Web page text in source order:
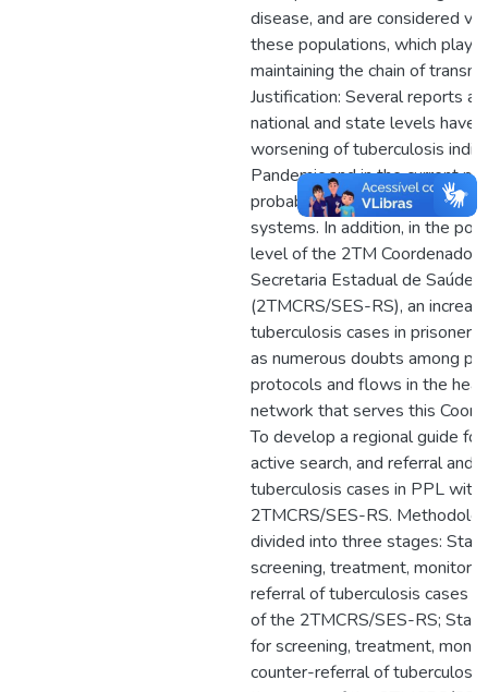
disease, and are considered
these populations, which
maintaining the chain of
Justification: Several reports
national and state levels have
worsening of tuberculosis
Pandemic and in the current
probably associated with the
systems. In addition, in the
level of the 2TM
Secretaria Estadual de Saúde
(2TMCRS/SES-RS), an
tuberculosis cases in
as numerous doubts among
protocols and flows in the
network that serves this
To develop a regional guide
active search, and referral and
tuberculosis cases in PPL
2TMCRS/SES-RS.
divided into three stages:
screening, treatment,
referral of tuberculosis cases
of the 2TMCRS/SES-RS;
for screening, treatment,
counter-referral of